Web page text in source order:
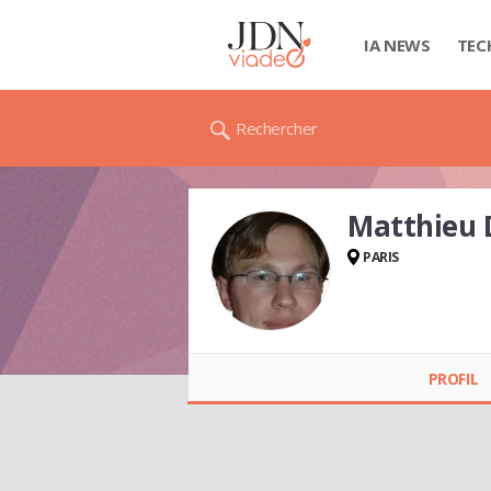
IA NEWS
Rechercher
DONCOEUR
Matthieu
PARIS
PROFIL